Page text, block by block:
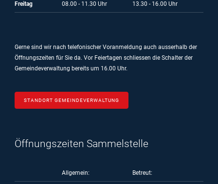
Freitag 08.00 - 11.30 Uhr 13.30 - 16.00 Uhr
Gerne sind wir nach telefonischer Voranmeldung auch ausserhalb der
Öffnungszeiten für Sie da. Vor Feiertagen schliessen die Schalter der
Gemeindeverwaltung bereits um 16.00 Uhr.
STANDORT GEMEINDEVERWALTUNG
Öffnungszeiten Sammelstelle
Allgemein: Betreut: